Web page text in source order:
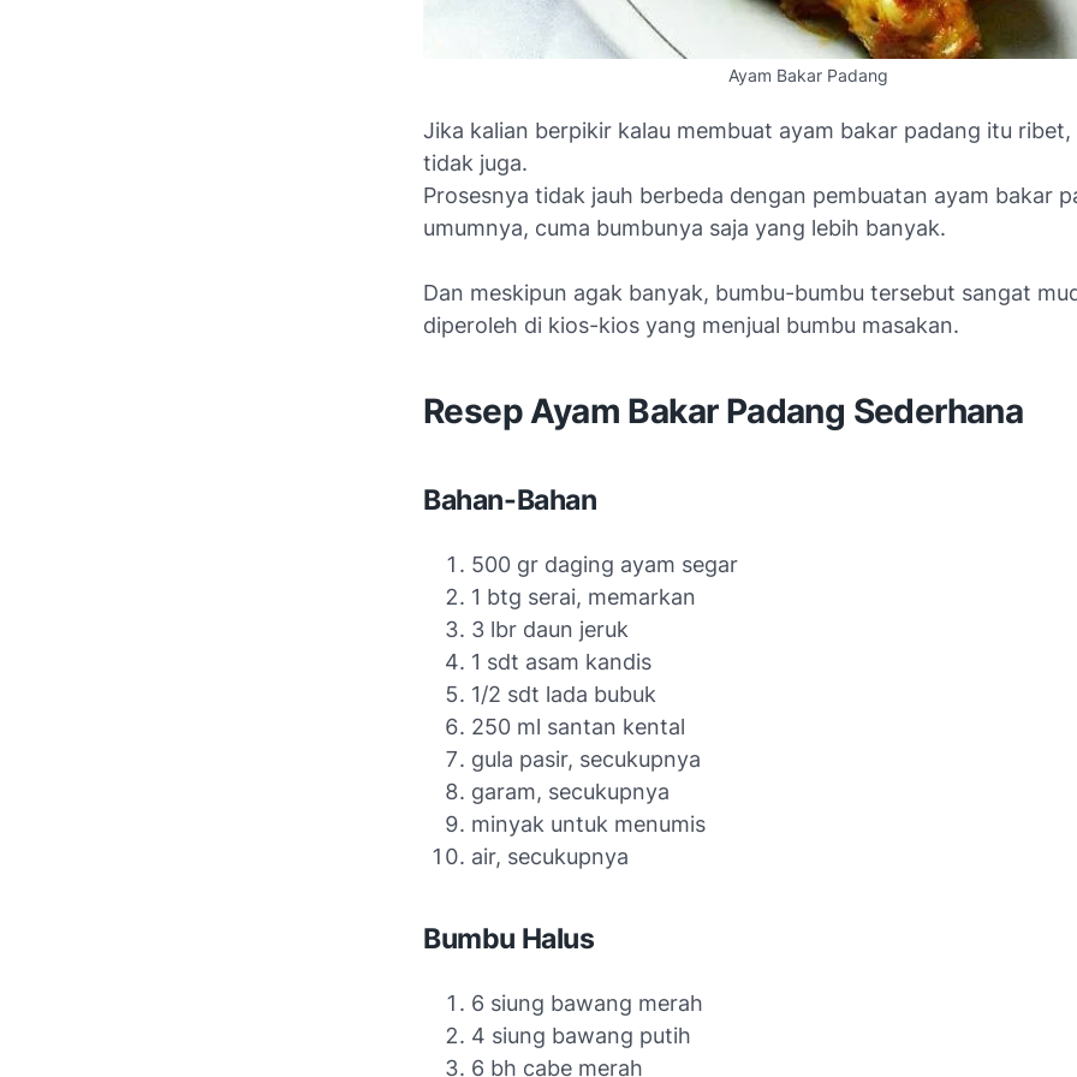
Ayam Bakar Padang
Jika kalian berpikir kalau membuat ayam bakar padang itu
tidak juga.
Prosesnya tidak jauh berbeda dengan pembuatan ayam bakar
umumnya, cuma bumbunya saja yang lebih banyak.
Dan meskipun agak banyak, bumbu-bumbu tersebut sangat
diperoleh di kios-kios yang menjual bumbu masakan.
Resep Ayam Bakar Padang Sederhana
Bahan-Bahan
500 gr daging ayam segar
1 btg serai, memarkan
3 lbr daun jeruk
1 sdt asam kandis
1/2 sdt lada bubuk
250 ml santan kental
gula pasir, secukupnya
garam, secukupnya
minyak untuk menumis
air, secukupnya
Bumbu Halus
6 siung bawang merah
4 siung bawang putih
6 bh cabe merah